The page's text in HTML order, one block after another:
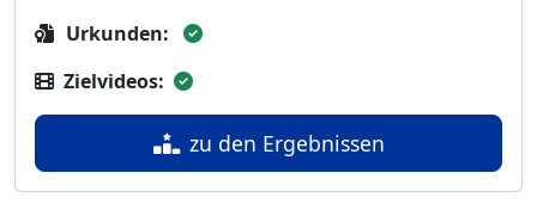
Urkunden:
Zielvideos:
zu den Ergebnissen